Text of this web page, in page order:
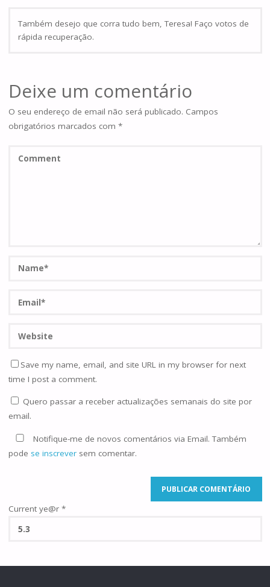
Também desejo que corra tudo bem, Teresa! Faço votos de
rápida recuperação.
Deixe um comentário
O seu endereço de email não será publicado. Campos
obrigatórios marcados com *
Save my name, email, and site URL in my browser for next
time I post a comment.
Quero passar a receber actualizações semanais do site por
email.
Notifique-me de novos comentários via Email. Também
pode se inscreversem comentar.
Current ye@r *